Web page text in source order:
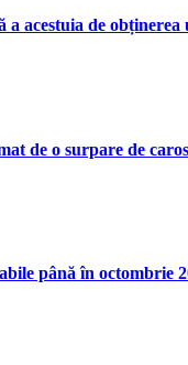
acestuia de
de o surpare de
până în octombrie